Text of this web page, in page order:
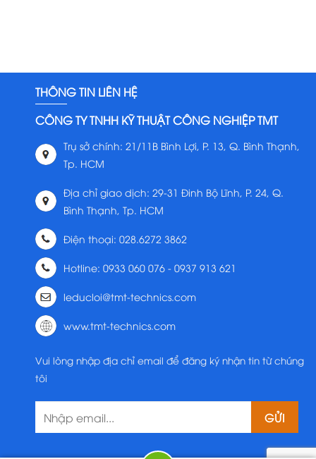
THÔNG TIN LIÊN HỆ
CÔNG TY TNHH KỸ THUẬT CÔNG NGHIỆP TMT
Trụ sở chính: 21/11B Bình Lợi, P. 13, Q. Bình Thạnh,
Tp. HCM
Địa chỉ giao dịch: 29-31 Đinh Bộ Lĩnh, P. 24, Q.
Bình Thạnh, Tp. HCM
Điện thoại: 028.6272 3862
Hotline: 0933 060 076 - 0937 913 621
leducloi@tmt-technics.com
www.tmt-technics.com
Vui lòng nhập địa chỉ email để đăng ký nhận tin từ chúng
tôi